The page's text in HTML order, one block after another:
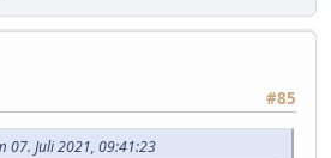
#85
07. Juli 2021, 09:41:23